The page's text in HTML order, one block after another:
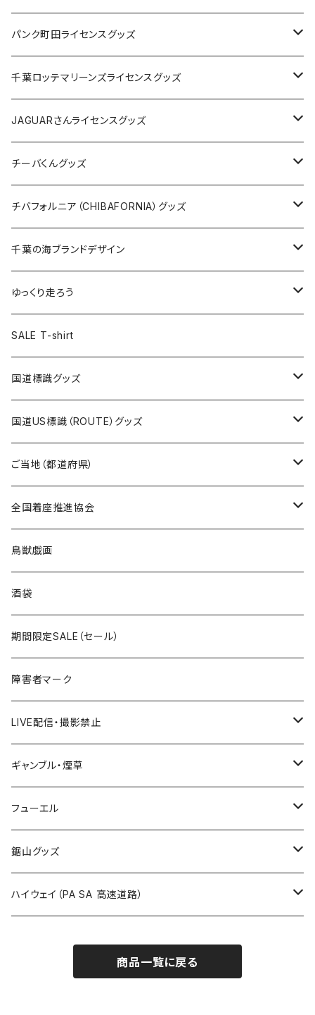
ステッカー
缶バッジ
ホテルキーホルダー
缶バッジ
アクリルキーホルダー
ホテルキーホルダー
クリアファイル
Tシャツ
キャップ
トートバッグ
ランチバッグ
エコバッグ
Tシャツ
キャップ
バッグ
ステッカー
缶バッジ
キーホルダー
クリアファイル
パンク町田ライセンスグッズ
Tシャツ
キャップ
バッグ
ステッカー
缶バッジ
キーホルダー
クリアファイル
千葉ロッテマリーンズライセンスグッズ
ステッカー
ステッカー
ステッカー大
缶バッジ
缶バッジ32mm
缶バッジ54mm
エコバッグ
JAGUARさんコラボグッズ
Tシャツ
ステッカー
サコッシュ
ホテルキーホルダー
モーテルキーホルダー
トートバッグ
JAGUARさんライセンスグッズ
Tシャツ
ステッカー
缶バッジ
クリアファイル
マスク
エコバッグ
千葉ロッテマリーンズコラボ
チーバくんグッズ
Tシャツ
キャップ
エコバッグ
ステッカー
モーテルキーホルダー
ホテルキーホルダー
トートバッグ
チバフォルニア（CHIBAFORNIA）グッズ
Tシャツ
キャップ
ステッカー
ホテルキーホルダー
千葉の海ブランドデザイン
Tシャツ
キャップ
ステッカー
ゆっくり走ろう
Tシャツ
ステッカー
ホテルキーホルダー
SALE T-shirt
国道標識グッズ
ステッカー
国道0～99号線
国道100～199号線
国道600～699号線
国道700～799号線
Tシャツ
キャップ
国道US標識（ROUTE）グッズ
ステッカー
ROUTE 0～99号線
ROUTE100～199号線
ROUTE600～699号線
ROUTE700～799号線
Tシャツ
ROUTE 0～99号線
ROUTE 100～199号線
ROUTE 600～699号線
ROUTE 700～799号線
キャップ
ROUTE 0～99号線
ROUTE 100～199号線
ROUTE 600～699号線
ROUTE 700～799号線
ご当地（都道府県）
北海道
青森県
岩手県
宮城県
秋田県
Tシャツ
ステッカー
山形県
福島県
茨城県
栃木県
群馬県
全国着座推進協会
ステッカー
鳥獣戯画
酒袋
期間限定SALE（セール）
障害者マーク
LIVE配信・撮影禁止
LIVE配信禁止
撮影禁止
ギャンブル・煙草
ホテルキーホルダー
たばこ・禁煙ステッカー
フューエル
ステッカー
鋸山グッズ
Tシャツ
ハイウェイ（PA SA 高速道路）
商品一覧に戻る